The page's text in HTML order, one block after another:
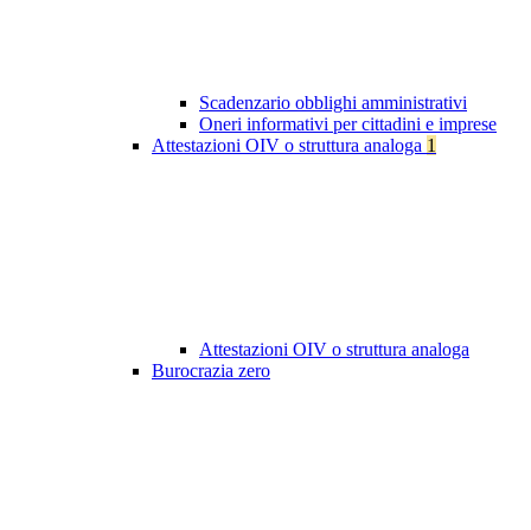
Scadenzario obblighi amministrativi
Oneri informativi per cittadini e imprese
Attestazioni OIV o struttura analoga 1
Attestazioni OIV o struttura analoga
Burocrazia zero